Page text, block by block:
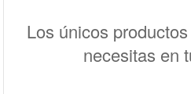
Los únicos
necesitas en